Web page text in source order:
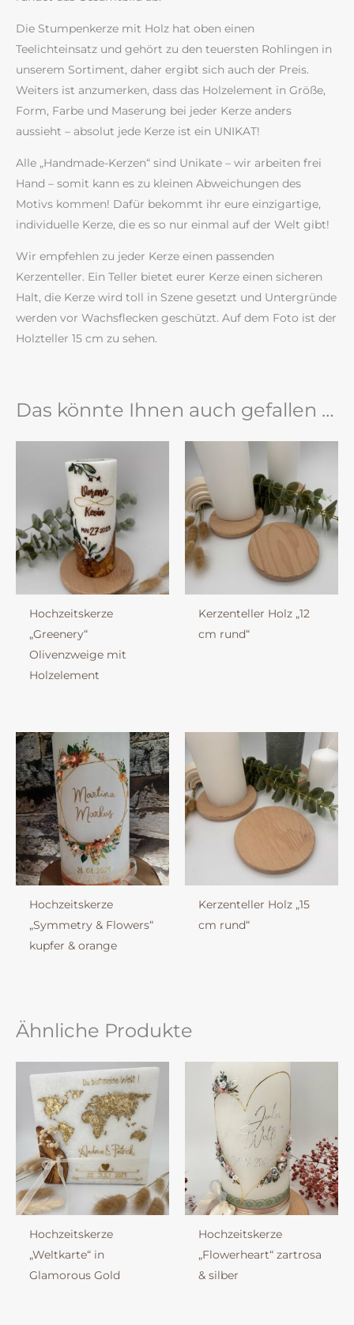
Die Stumpenkerze mit Holz hat oben einen
Teelichteinsatz und gehört zu den teuersten Rohlingen in
unserem Sortiment, daher ergibt sich auch der Preis.
Weiters ist anzumerken, dass das Holzelement in Größe,
Form, Farbe und Maserung bei jeder Kerze anders
aussieht – absolut jede Kerze ist ein UNIKAT!
Alle „Handmade-Kerzen“ sind Unikate – wir arbeiten frei
Hand – somit kann es zu kleinen Abweichungen des
Motivs kommen! Dafür bekommt ihr eure einzigartige,
individuelle Kerze, die es so nur einmal auf der Welt gibt!
Wir empfehlen zu jeder Kerze einen passenden
Kerzenteller. Ein Teller bietet eurer Kerze einen sicheren
Halt, die Kerze wird toll in Szene gesetzt und Untergründe
werden vor Wachsflecken geschützt. Auf dem Foto ist der
Holzteller 15 cm zu sehen.
Das könnte Ihnen auch gefallen …
Hochzeitskerze
„Greenery“
Olivenzweige mit
Holzelement
Kerzenteller Holz „12
cm rund“
Hochzeitskerze
„Symmetry & Flowers“
kupfer & orange
Kerzenteller Holz „15
cm rund“
Ähnliche Produkte
Hochzeitskerze
„Weltkarte“ in
Glamorous Gold
Hochzeitskerze
„Flowerheart“ zartrosa
& silber